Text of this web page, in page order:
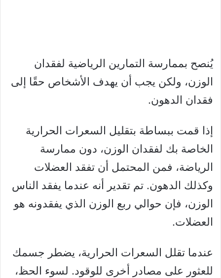
يُنصح بممارسة التمارين الرياضية لفقدان
الوزن، ولكن يجب أن يهدف الأشخاص حقًا إلى
فقدان الدهون.
إذا قمت ببساطة بتقليل السعرات الحرارية
الخاصة بك لفقدان الوزن، دون ممارسة
الرياضة، فمن المحتمل أن تفقد العضلات
وكذلك الدهون. تم تقدير أنه عندما يفقد الناس
الوزن، فإن حوالي ربع الوزن الذي يفقدونه هو
العضلات.
عندما تقلل السعرات الحرارية، يضطر جسمك
للعثور على مصادر أخرى للوقود. لسوء الحظ،